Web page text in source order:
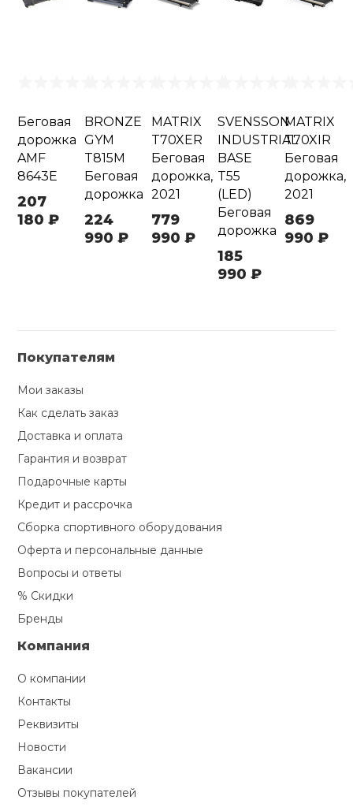
Беговая
дорожка
AMF
8643E
207
180 ₽
BRONZE
GYM
T815M
Беговая
дорожка
224
990 ₽
MATRIX
T70XER
Беговая
дорожка,
2021
779
990 ₽
SVENSSON
INDUSTRIAL
BASE
T55
(LED)
Беговая
дорожка
185
990 ₽
MATRIX
T70XIR
Беговая
дорожка,
2021
869
990 ₽
Покупателям
Мои заказы
Как сделать заказ
Доставка и оплата
Гарантия и возврат
Подарочные карты
Кредит и рассрочка
Сборка спортивного оборудования
Оферта и персональные данные
Вопросы и ответы
% Скидки
Бренды
Компания
О компании
Контакты
Реквизиты
Новости
Вакансии
Отзывы покупателей